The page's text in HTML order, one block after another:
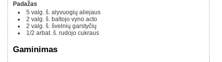
Padažas
5 valg. š. alyvuogių aliejaus
2 valg. š. baltojo vyno acto
2 valg. š. švelnių garstyčių
1/2 arbat. š. rudojo cukraus
Gaminimas